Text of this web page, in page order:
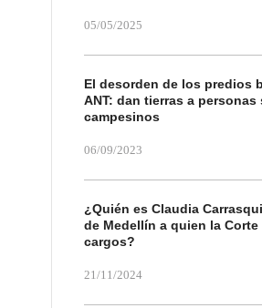
05/05/2025
El desorden de los predios
ANT: dan tierras a personas
campesinos
06/09/2023
¿Quién es Claudia
de Medellín a quien la Corte
cargos?
21/11/2024